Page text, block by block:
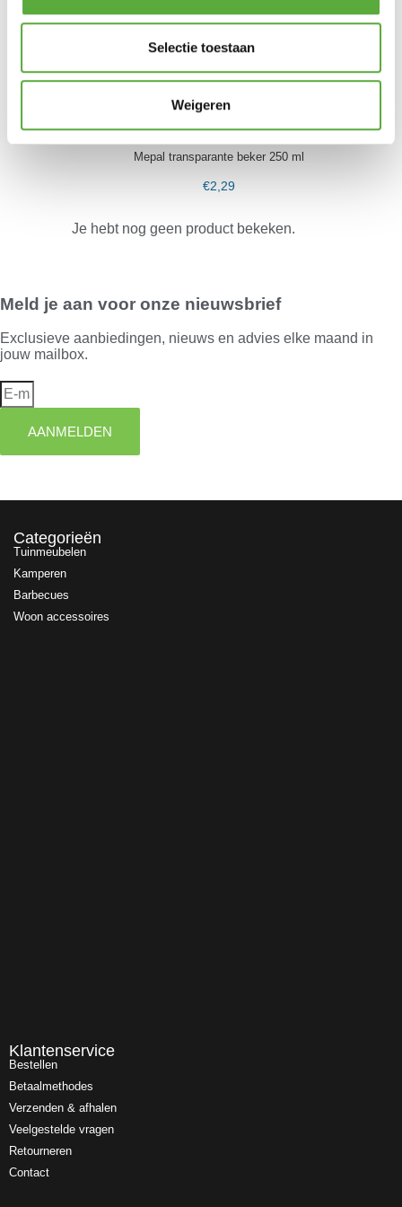
Selectie toestaan
Weigeren
Gently Teerverwijderaar
€13,95
Mepal transparante beker 250 ml
€2,29
Je hebt nog geen product bekeken.
Meld je aan voor onze nieuwsbrief
Exclusieve aanbiedingen, nieuws en advies elke maand in
jouw mailbox.
AANMELDEN
Categorieën
Tuinmeubelen
Kamperen
Barbecues
Woon accessoires
Klantenservice
Bestellen
Betaalmethodes
Verzenden & afhalen
Veelgestelde vragen
Retourneren
Contact